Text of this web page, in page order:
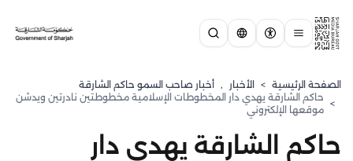
الصفحة الرئيسية > الأخبار , أخبار صاحب السمو حاكم الشارقة
>
حاكم الشارقة يهدي دار المخطوطات الإسلامية مخطوطتين نادرتين ويدشن
موقعها الإلكتروني
حاكم الشارقة يهدي دار